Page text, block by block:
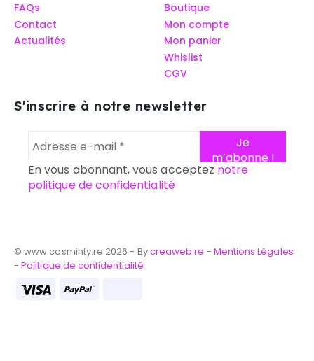
FAQs
Contact
Actualités
Boutique
Mon compte
Mon panier
Whislist
CGV
S'inscrire à notre newsletter
En vous abonnant, vous acceptez notre
politique de confidentialité
© www.cosminty.re 2026 - Bycreaweb.re - Mentions Légales
-Politique de confidentialité